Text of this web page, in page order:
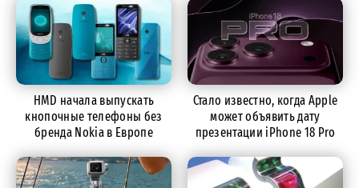
HMD начала выпускать
кнопочные телефоны без
бренда Nokia в Европе
Стало известно, когда Apple
может объявить дату
презентации iPhone 18 Pro